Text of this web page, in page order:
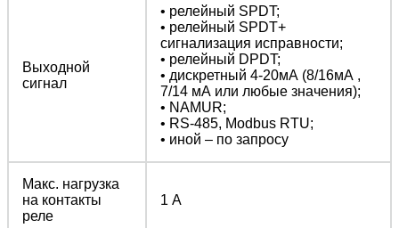
Выходной
сигнал
• релейный SPDT;
• релейный SPDT+
сигнализация исправности;
• релейный DPDT;
• дискретный 4-20мА (8/16мА ,
7/14 мА или любые значения);
• NAMUR;
• RS-485, Modbus RTU;
• иной – по запросу
Макс. нагрузка
на контакты
реле
1 А